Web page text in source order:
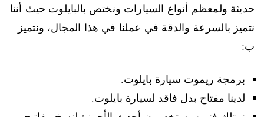
حديثة ولمعظم أنواع السيارات ونختص بالبايلوت حيث أننا
نتميز بالسرعة والدقة في عملنا في هذا المجال، ونتميز
ب:
برمجة ريموت سيارة بايلوت.
لدينا مفتاح بدل فاقد لسيارة بايلوت.